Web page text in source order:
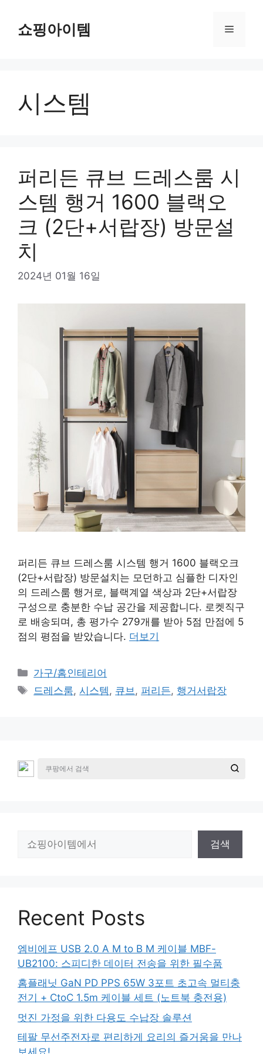
쇼핑아이템 메
시스템
퍼리든 큐브 드레스룸 시
스템 행거 1600 블랙오
크 (2단+서랍장) 방문설
치
2024년 01월 16일
퍼리든 큐브 드레스룸 시스템 행거 1600 블랙오크
(2단+서랍장) 방문설치는 모던하고 심플한 디자인
의 드레스룸 행거로, 블랙계열 색상과 2단+서랍장
구성으로 충분한 수납 공간을 제공합니다. 로켓직구
로 배송되며, 총 평가수 279개를 받아 5점 만점에 5
점의 평점을 받았습니다. 더보기
카
테
가구/홈인테리어
태
드레스룸,시스템 , 큐브 , 퍼리든, 행거서랍장
검색
Recent Posts
엠비에프 USB 2.0 A M to B M 케이블 MBF-
UB2100: 스피디한 데이터 전송을 위한 필수품
홈플래닛 GaN PD PPS 65W 3포트 초고속 멀티충
전기 + CtoC 1.5m 케이블 세트 (노트북 충전용)
멋진 가정을 위한 다용도 수납장 솔루션
테팔 무선주전자로 편리하게 요리의 즐거움을 만나
보세요!